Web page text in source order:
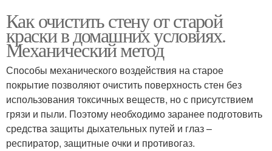
Как очистить стену от старой
краски в домашних условиях.
Механический метод
Способы механического воздействия на старое
покрытие позволяют очистить поверхность стен без
использования токсичных веществ, но с присутствием
грязи и пыли. Поэтому необходимо заранее подготовить
средства защиты дыхательных путей и глаз –
респиратор, защитные очки и противогаз.